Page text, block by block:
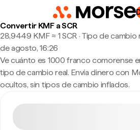
Convertir KMF a SCR
28,9449 KMF ≈ 1 SCR · Tipo de cambio
de agosto, 16:26
Ve cuánto es 1000 franco comorense
tipo de cambio real. Envía dinero con
ocultos, sin tipos de cambio inflados.